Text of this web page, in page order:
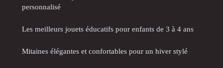
personnalisé
Les meilleurs jouets éducatifs pour enfants de 3 à 4 ans
Mitaines élégantes et confortables pour un hiver stylé